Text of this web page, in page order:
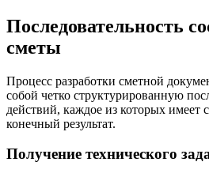
Последовательность
сметы
Процесс разработки сметной
собой четко структурированную
действий, каждое из которых имеет
конечный результат.
Получение технического